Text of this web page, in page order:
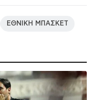
ΕΘΝΙΚΗ ΜΠΑΣΚΕΤ